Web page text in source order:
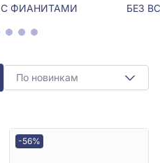
С ФИАНИТАМИ БЕЗ
По новинкам
-56%